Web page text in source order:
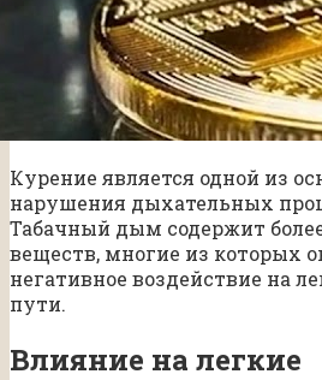
Курение является одной из
нарушения дыхательных
Табачный дым содержит
веществ, многие из которых
негативное воздействие на
пути.
Влияние на легкие